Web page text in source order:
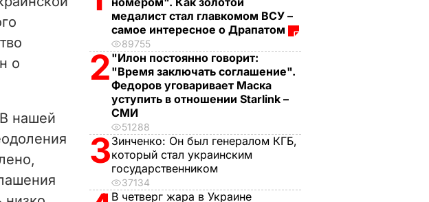
о
нашей
медалист стал главкомом ВСУ –
самое интересное о Драпатом
89755
2 "Илон постоянно говорит:
"Время заключать соглашение".
Федоров уговаривает Маска
уступить в отношении Starlink –
СМИ
51288
3Зинченко: Он был генералом КГБ,
который стал украинским
государственником
37134
В четверг жара в Украине